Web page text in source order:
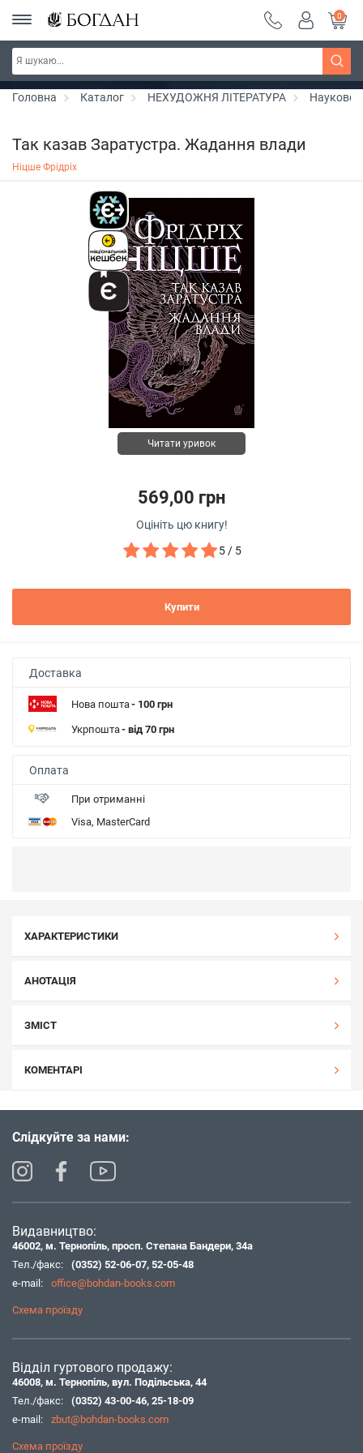
РОЗПРОДАЖ ~ 150 грн ~ 200 грн ~ 250 грн ~
300 грн ~ РОЗПРОДАЖ
Дізнатись більше
0
Головна Каталог НЕХУДОЖНЯ ЛІТЕРАТУРА Науково-
Так казав Заратустра. Жадання влади
Ніцше Фрідріх
Читати уривок
569,00 грн
Оцініть цю книгу!
5 / 5
Купити
Доставка
Нова пошта- 100 грн
Укрпошта- від 70 грн
Оплата
При отриманні
Visa, MasterCard
ХАРАКТЕРИСТИКИ
АНОТАЦІЯ
ЗМІСТ
КОМЕНТАРІ
Слідкуйте за нами:
Видавництво:
46002, м. Тернопіль, просп. Степана Бандери, 34а
Тел./факс:
(0352) 52-06-07, 52-05-48
e-mail:
office@bohdan-books.com
Схема проїзду
Відділ гуртового продажу:
46008, м. Тернопіль, вул. Подільська, 44
Тел./факс:
(0352) 43-00-46, 25-18-09
e-mail:
zbut@bohdan-books.com
Схема проїзду